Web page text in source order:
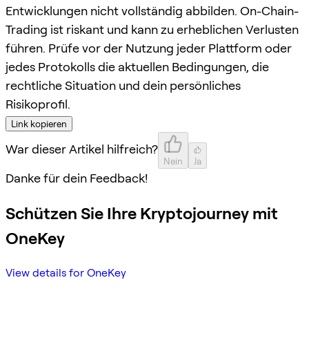
Entwicklungen nicht vollständig abbilden. On-Chain-
Trading ist riskant und kann zu erheblichen Verlusten
führen. Prüfe vor der Nutzung jeder Plattform oder
jedes Protokolls die aktuellen Bedingungen, die
rechtliche Situation und dein persönliches
Risikoprofil.
Link kopieren
War dieser Artikel hilfreich?
Nein Ja
Danke für dein Feedback!
Schützen Sie Ihre Kryptojourney mit
OneKey
View details for OneKey